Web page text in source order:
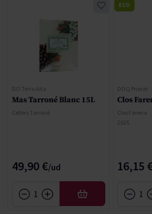
DO Terra Alta
Mas Tarroné Blanc 15L
Cellers Tarroné
49,90 €
AÑADIR
DOQ Priorat
Clos
Clos Farena
2025
16,15
ECO